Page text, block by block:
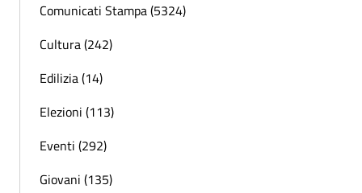
Comunicati Stampa (5324)
Cultura (242)
Edilizia (14)
Elezioni (113)
Eventi (292)
Giovani (135)